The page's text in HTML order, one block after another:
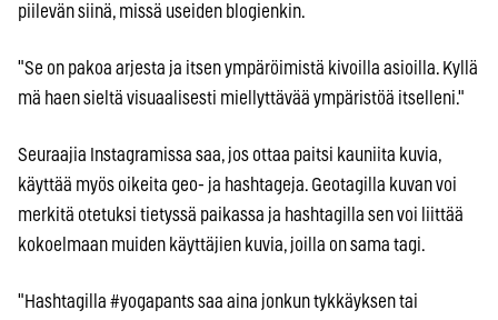
piilevän siinä, missä useiden blogienkin.
"Se on pakoa arjesta ja itsen ympäröimistä kivoilla asioilla. Kyllä
mä haen sieltä visuaalisesti miellyttävää ympäristöä itselleni."
Seuraajia Instagramissa saa, jos ottaa paitsi kauniita kuvia,
käyttää myös oikeita geo- ja hashtageja. Geotagilla kuvan voi
merkitä otetuksi tietyssä paikassa ja hashtagilla sen voi liittää
kokoelmaan muiden käyttäjien kuvia, joilla on sama tagi.
"Hashtagilla #yogapants saa aina jonkun tykkäyksen tai